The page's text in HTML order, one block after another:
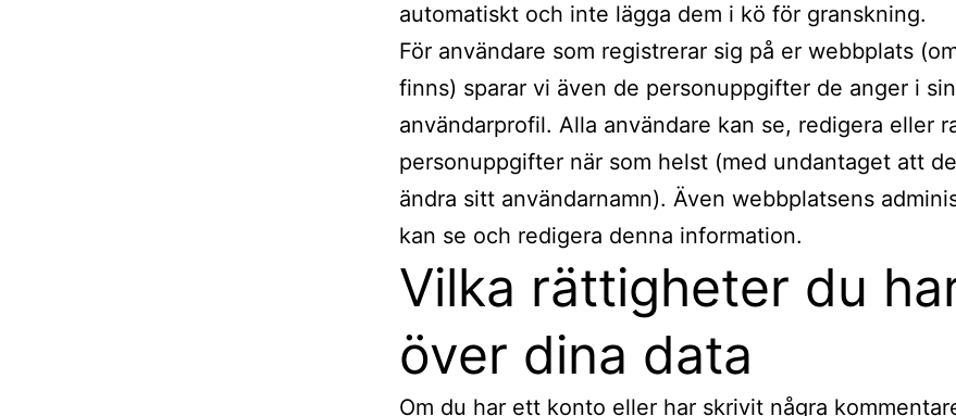
automatiskt och inte lägga dem i kö för granskning.
För användare som registrerar sig på er webbplats
finns) sparar vi även de personuppgifter de anger i sin
användarprofil. Alla användare kan se, redigera eller
personuppgifter när som helst (med undantaget att
ändra sitt användarnamn). Även webbplatsens
kan se och redigera denna information.
Vilka rättigheter du
över dina data
Om du har ett konto eller har skrivit några